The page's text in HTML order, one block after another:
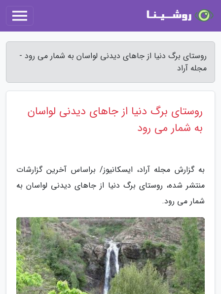
روستای برگ دنیا از جاهای دیدنی لواسان به شمار می رود -
مجله آراد
روستای برگ دنیا از جاهای دیدنی لواسان
به شمار می رود
به گزارش مجله آراد، ایسکانیوز/ براساس آخرین گزارشات
منتشر شده، روستای برگ دنیا از جاهای دیدنی لواسان به
شمار می رود.